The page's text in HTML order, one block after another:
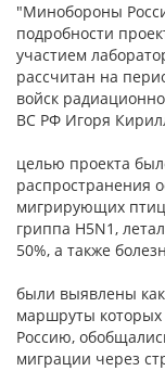
"Минобороны
подробности
участием
рассчитан на
войск
ВС РФ Игоря
целью проекта
распространения
мигрирующих
гриппа H5N1,
50%, а также
были выявлены
маршруты
Россию,
миграции через